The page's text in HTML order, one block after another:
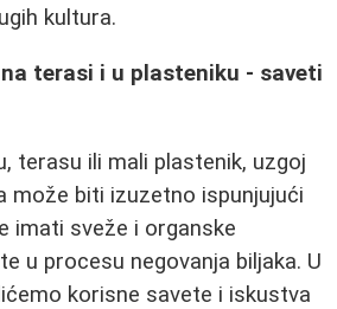
kultura.
terasi i u plasteniku - saveti
terasu ili mali plastenik, uzgoj
može biti izuzetno ispunjujući
imati sveže i organske
u procesu negovanja biljaka. U
korisne savete i iskustva